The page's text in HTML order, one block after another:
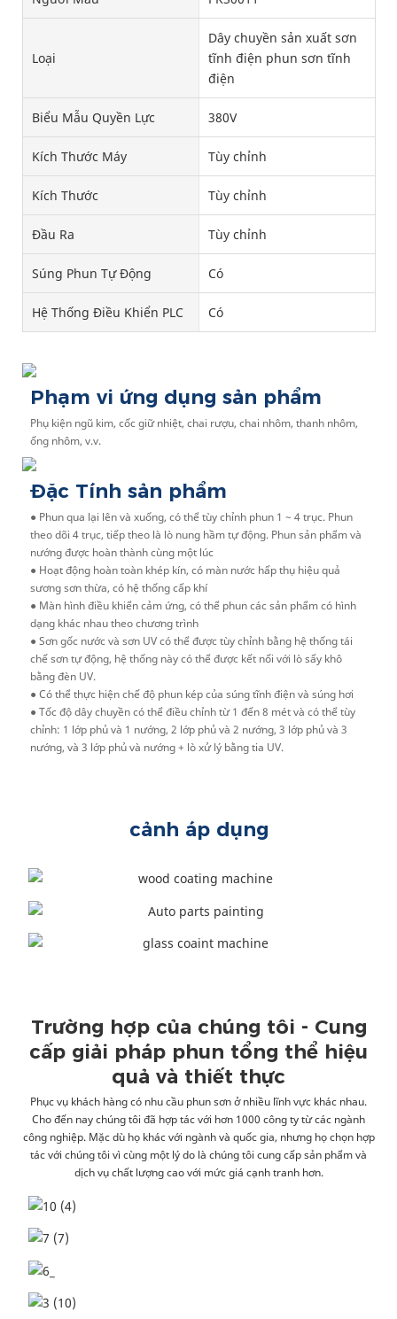
Loại
Dây chuyền sản xuất sơn
tĩnh điện phun sơn tĩnh
điện
Biểu Mẫu Quyền Lực 380V
Kích Thước Máy Tùy chỉnh
Kích Thước Tùy chỉnh
Đầu Ra Tùy chỉnh
Súng Phun Tự Động Có
Hệ Thống Điều Khiển PLC Có
Phạm vi ứng dụng sản phẩm
Phụ kiện ngũ kim, cốc giữ nhiệt, chai rượu, chai nhôm, thanh nhôm,
ống nhôm, v.v.
Đặc Tính sản phẩm
● Phun qua lại lên và xuống, có thể tùy chỉnh phun 1 ~ 4 trục. Phun
theo dõi 4 trục, tiếp theo là lò nung hầm tự động. Phun sản phẩm và
nướng được hoàn thành cùng một lúc
● Hoạt động hoàn toàn khép kín, có màn nước hấp thụ hiệu quả
sương sơn thừa, có hệ thống cấp khí
● Màn hình điều khiển cảm ứng, có thể phun các sản phẩm có hình
dạng khác nhau theo chương trình
● Sơn gốc nước và sơn UV có thể được tùy chỉnh bằng hệ thống tái
chế sơn tự động, hệ thống này có thể được kết nối với lò sấy khô
bằng đèn UV.
● Có thể thực hiện chế độ phun kép của súng tĩnh điện và súng hơi
● Tốc độ dây chuyền có thể điều chỉnh từ 1 đến 8 mét và có thể tùy
chỉnh: 1 lớp phủ và 1 nướng, 2 lớp phủ và 2 nướng, 3 lớp phủ và 3
nướng, và 3 lớp phủ và nướng + lò xử lý bằng tia UV.
cảnh áp dụng
Trường hợp của chúng tôi - Cung
cấp giải pháp phun tổng thể hiệu
quả và thiết thực
Phục vụ khách hàng có nhu cầu phun sơn ở nhiều lĩnh vực khác nhau.
Cho đến nay chúng tôi đã hợp tác với hơn 1000 công ty từ các ngành
công nghiệp. Mặc dù họ khác với ngành và quốc gia, nhưng họ chọn hợp
tác với chúng tôi vì cùng một lý do là chúng tôi cung cấp sản phẩm và
dịch vụ chất lượng cao với mức giá cạnh tranh hơn.